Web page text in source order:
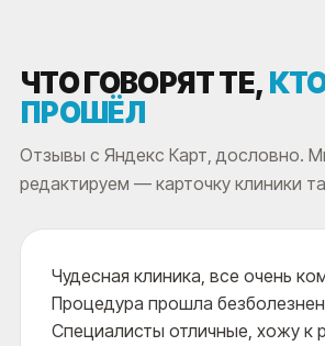
ЧТО ГОВОРЯТ ТЕ,
ПРОШЁЛ
Отзывы с Яндекс Карт, дословно.
редактируем — карточку клиники
Чудесная клиника, все очень
Процедура прошла
Специалисты отличные, хожу к